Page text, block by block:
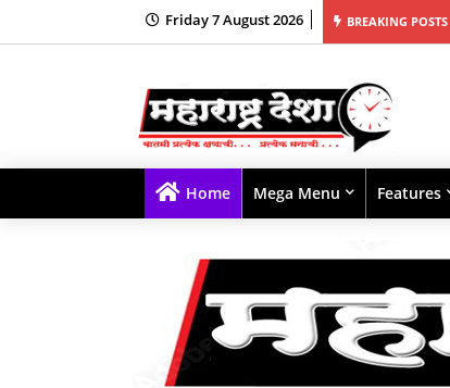
Friday 7 August 2026 BREAKING POSTS
Home Mega Menu Features